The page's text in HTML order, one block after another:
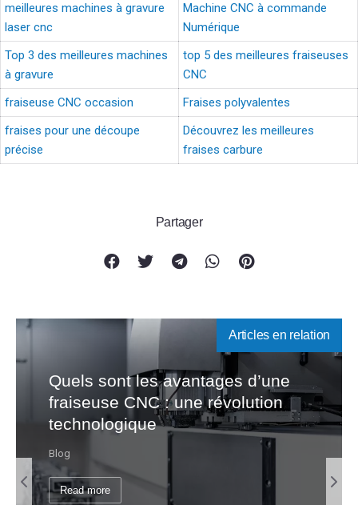
meilleures machines à gravure
laser cnc
Machine CNC à commande
Numérique
Top 3 des meilleures machines
à gravure
top 5 des meilleures fraiseuses
CNC
fraiseuse CNC occasion
Fraises polyvalentes
fraises pour une découpe
précise
Découvrez les meilleures
fraises carbure
Partager
Articles en relation
Quels sont les avantages d’une
fraiseuse CNC : une révolution
technologique
Blog
Read more